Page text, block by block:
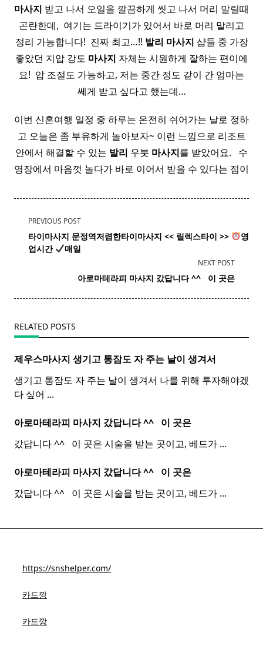
마사지 받고 나서 오일을 깔끔하게 씻고 나서 머리 말릴때
곤란한데, ​ 여기는 드라이기가 있어서 바로 머리 말리고
정리 가능합니다! ​ 진짜 최고…!! 발리 마사지 샵들 중 가장
좋았던 지압 강도 마사지 자체는 시원하게 잘하는 편이에
요! ​ 압 조절도 가능하고, 저는 중간 정도 같이 간 엄마는
쎄게 받고 싶다고 했는데…
이번 신혼여행 일정 중 하루는 온전히 쉬어가는 날로 정하
고 오늘은 좀 부유하게 놀아보자~ 이런 느낌으로 리조트
안에서 해결할 수 있는 발리 우붓 마사지를 받았어요. ​ ​ 수
영장에서 마음껏 놀다가 바로 이어서 받을 수 있다는 점이
<span
class="nav-
subtitle
PREVIOUS POST
타이마사지 문정역저렴한타이마사지 << 릴렉스타이 >>
영
업시간
매일
NEXT POST
아로마테라피 마사지 갔답니다 ^^ ​ ​ 이 곳은
RELATED POSTS
제우스마사지 생기고 통잠도 자 주는 날이 생겨서
생기고 통잠도 자 주는 날이 생겨서 나를 위해 투자해야겠
다 싶어 ...
아로마테라피 마사지 갔답니다 ^^ ​ ​ 이 곳은
갔답니다 ^^ ​ ​ 이 곳은 시술을 받는 곳이고, 베드가 ...
아로마테라피 마사지 갔답니다 ^^ ​ ​ 이 곳은
갔답니다 ^^ ​ ​ 이 곳은 시술을 받는 곳이고, 베드가 ...
https://snshelper.com/
카드깡
카드깡